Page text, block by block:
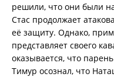
решили, что они были
Стас продолжает
её защиту. Однако,
представляет своего
оказывается, что
Тимур осознал, что